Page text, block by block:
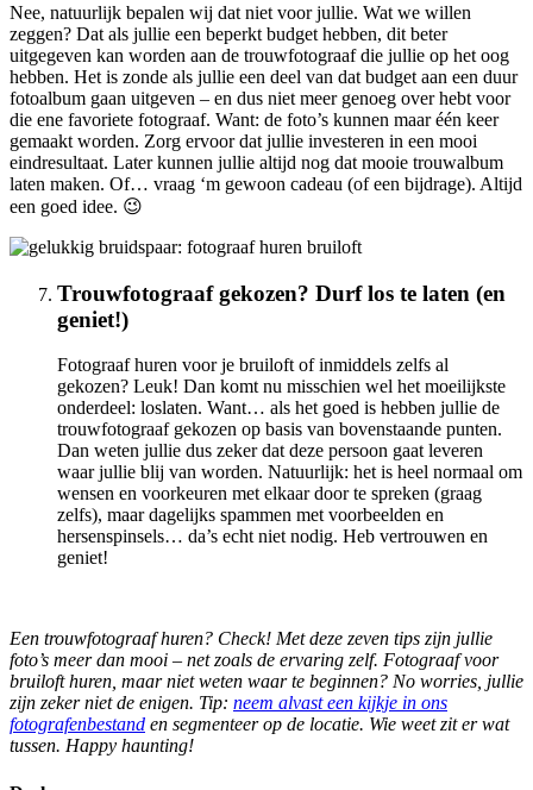
Nee, natuurlijk bepalen wij dat niet voor jullie. Wat we willen
zeggen? Dat als jullie een beperkt budget hebben, dit beter
uitgegeven kan worden aan de trouwfotograaf die jullie op het oog
hebben. Het is zonde als jullie een deel van dat budget aan een duur
fotoalbum gaan uitgeven – en dus niet meer genoeg over hebt voor
die ene favoriete fotograaf. Want: de foto’s kunnen maar één keer
gemaakt worden. Zorg ervoor dat jullie investeren in een mooi
eindresultaat. Later kunnen jullie altijd nog dat mooie trouwalbum
laten maken. Of… vraag ‘m gewoon cadeau (of een bijdrage). Altijd
een goed idee. 😉
Trouwfotograaf gekozen? Durf los te laten (en
geniet!)
Fotograaf huren voor je bruiloft of inmiddels zelfs al
gekozen? Leuk! Dan komt nu misschien wel het moeilijkste
onderdeel: loslaten. Want… als het goed is hebben jullie de
trouwfotograaf gekozen op basis van bovenstaande punten.
Dan weten jullie dus zeker dat deze persoon gaat leveren
waar jullie blij van worden. Natuurlijk: het is heel normaal om
wensen en voorkeuren met elkaar door te spreken (graag
zelfs), maar dagelijks spammen met voorbeelden en
hersenspinsels… da’s echt niet nodig. Heb vertrouwen en
geniet!
Een trouwfotograaf huren? Check! Met deze zeven tips zijn jullie
foto’s meer dan mooi – net zoals de ervaring zelf. Fotograaf voor
bruiloft huren, maar niet weten waar te beginnen? No worries, jullie
zijn zeker niet de enigen. Tip: neem alvast een kijkje in ons
fotografenbestand en segmenteer op de locatie. Wie weet zit er wat
tussen. Happy haunting!